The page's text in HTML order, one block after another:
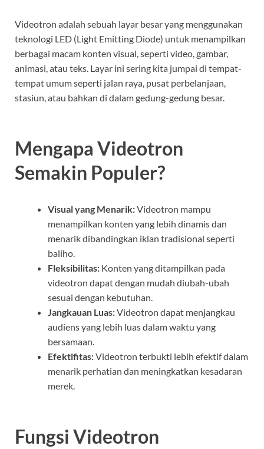
Videotron adalah sebuah layar besar yang menggunakan
teknologi LED (Light Emitting Diode) untuk menampilkan
berbagai macam konten visual, seperti video, gambar,
animasi, atau teks. Layar ini sering kita jumpai di tempat-
tempat umum seperti jalan raya, pusat perbelanjaan,
stasiun, atau bahkan di dalam gedung-gedung besar.
Mengapa Videotron
Semakin Populer?
Visual yang Menarik:Videotron mampu
menampilkan konten yang lebih dinamis dan
menarik dibandingkan iklan tradisional seperti
baliho.
Fleksibilitas: Konten yang ditampilkan pada
videotron dapat dengan mudah diubah-ubah
sesuai dengan kebutuhan.
Jangkauan Luas:Videotron dapat menjangkau
audiens yang lebih luas dalam waktu yang
bersamaan.
Efektifitas:Videotron terbukti lebih efektif dalam
menarik perhatian dan meningkatkan kesadaran
merek.
Fungsi Videotron